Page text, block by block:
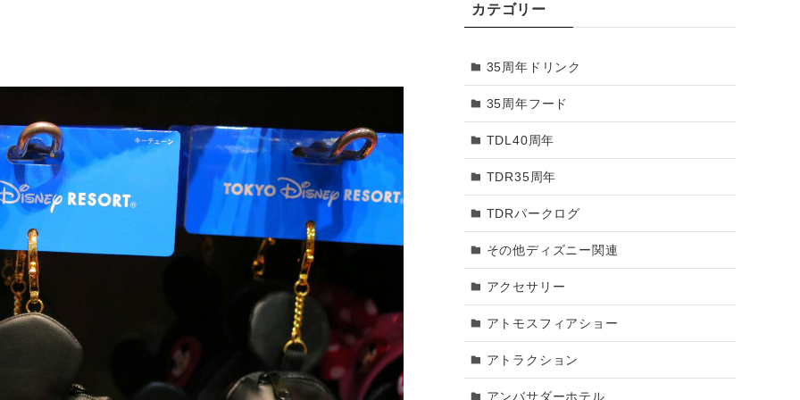
2018年2月
2018年1月
2017年12月
2017年11月
2017年10月
2017年9月
2017年8月
2017年7月
2017年6月
カテゴリー
35周年ドリンク
35周年フード
TDL40周年
TDR35周年
TDRパークログ
その他ディズニー関連
アクセサリー
アトモスフィアショー
アトラクション
アンバサダーホテル